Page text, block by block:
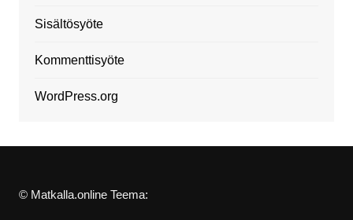
Sisältösyöte
Kommenttisyöte
WordPress.org
© Matkalla.online Teema: